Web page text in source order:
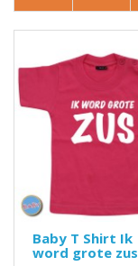
Baby T Shirt Ik
word grote zus